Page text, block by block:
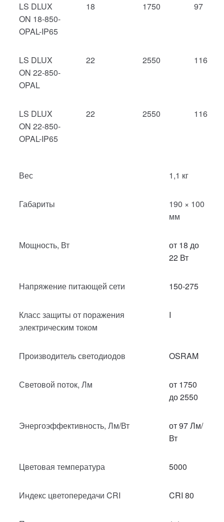
LS DLUX
ON 18-850-
OPAL-IP65
18 1750 97
LS DLUX
ON 22-850-
OPAL
22 2550 116
LS DLUX
ON 22-850-
OPAL-IP65
22 2550 116
Вес 1,1 кг
Габариты
190 × 100
мм
Мощность, Вт
от 18 до
22 Вт
Напряжение питающей сети 150-275
Класс защиты от поражения
электрическим током
I
Производитель светодиодов OSRAM
Световой поток, Лм
от 1750
до 2550
Энергоэффективность, Лм/Вт
от 97 Лм/
Вт
Цветовая температура 5000
Индекс цветопередачи CRI CRI 80